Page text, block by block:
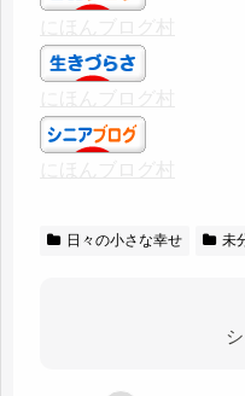
日々の小さな幸せ 未